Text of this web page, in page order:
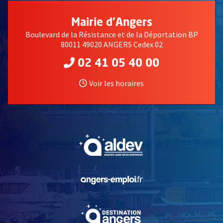
Mairie d'Angers
Boulevard de la Résistance et de la Déportation BP
80011 49020 ANGERS Cedex 02
02 41 05 40 00
Voir les horaires
, Ouvre une nouvelle